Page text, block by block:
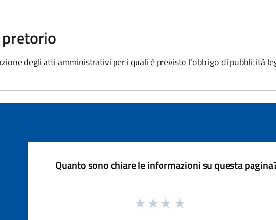
degli atti amministrativi per i quali è previsto l'obbligo di pubblicità
Quanto sono chiare le informazioni su questa